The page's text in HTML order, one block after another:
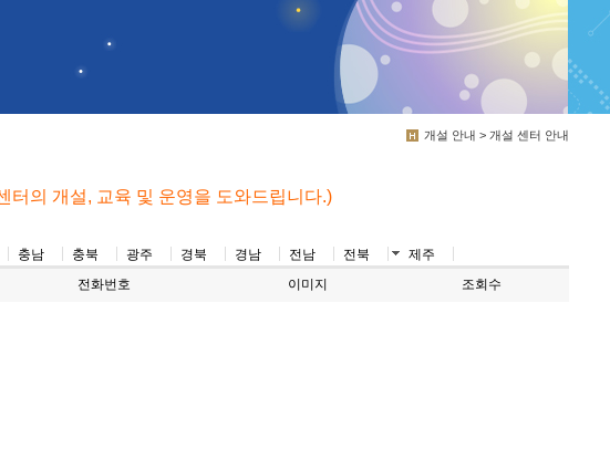
개설 안내 > 개설 센터 안내
터의 개설, 교육 및 운영을 도와드립니다.)
충남 충북 광주 경북 경남 전남 전북
제주
전화번호 이미지 조회수